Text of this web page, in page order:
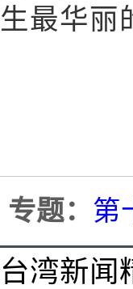
生最华丽
专题： 第
台湾新闻